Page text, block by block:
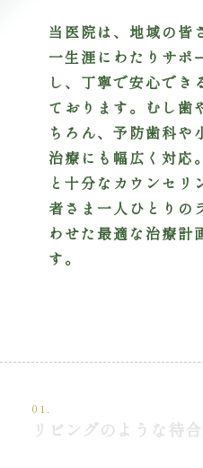
当医院は、地域の皆
一生涯にわたりサポ
し、丁寧で安心でき
ております。むし歯
ちろん、予防歯科や
治療にも幅広く対応
と十分なカウンセリ
者さま一人ひとりの
わせた最適な治療計
す。
01.
リビングのような待